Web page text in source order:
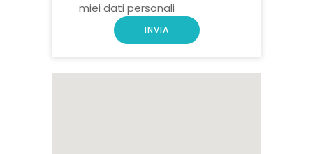
miei dati personali